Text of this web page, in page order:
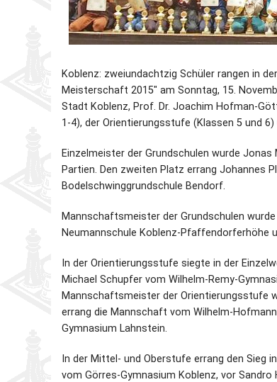
Koblenz: zweiundachtzig Schüler rangen in
Meisterschaft 2015" am Sonntag, 15.
Stadt Koblenz, Prof. Dr. Joachim Hofman-
1-4), der Orientierungsstufe (Klassen 5 und
Einzelmeister der Grundschulen wurde
Partien. Den zweiten Platz errang Johannes
Bodelschwinggrundschule Bendorf.
Mannschaftsmeister der Grundschulen
Neumannschule Koblenz-Pfaffendorferhöhe
In der Orientierungsstufe siegte in der
Michael Schupfer vom Wilhelm-Remy-
Mannschaftsmeister der Orientierungsstufe
errang die Mannschaft vom Wilhelm-
Gymnasium Lahnstein.
In der Mittel- und Oberstufe errang den Sieg
vom Görres-Gymnasium Koblenz, vor